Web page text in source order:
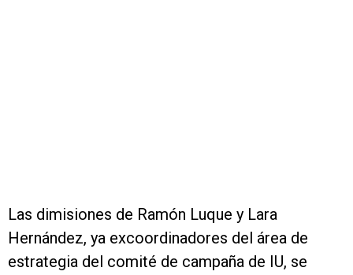
Las dimisiones de Ramón Luque y Lara
Hernández, ya excoordinadores del área de
estrategia del comité de campaña de IU, se